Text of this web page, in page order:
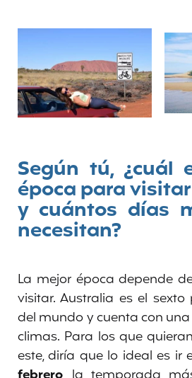
Según tú, ¿cuál
época para
y cuántos días
necesitan?
La mejor época depende
visitar. Australia es el
del mundoy cuenta con
climas. Para los que
este, diría que lo ideal es ir